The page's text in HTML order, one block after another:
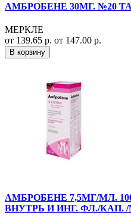
АМБРОБЕНЕ 30МГ. №20
МЕРКЛЕ
от 139.65 р. от 147.00 р.
В корзину
АМБРОБЕНЕ 7,5МГ/МЛ.
ВНУТРЬ И ИНГ. ФЛ./КАП.